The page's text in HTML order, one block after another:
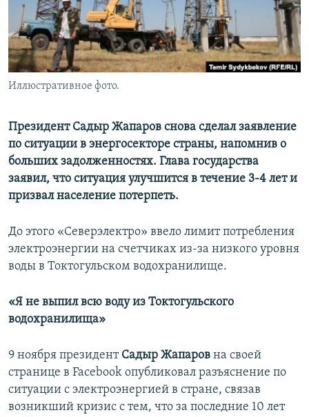
Иллюстративное фото.
Президент Садыр Жапаров снова сделал заявление
по ситуации в энергосекторе страны, напомнив о
больших задолженностях. Глава государства
заявил, что ситуация улучшится в течение 3-4 лет и
призвал население потерпеть.
До этого «Северэлектро» ввело лимит потребления
электроэнергии на счетчиках из-за низкого уровня
воды в Токтогульском водохранилище.
«Я не выпил всю воду из Токтогульского
водохранилища»
9 ноября президент Садыр Жапаров на своей
странице в Facebook опубликовал разъяснение по
ситуации с электроэнергией в стране, связав
возникший кризис с тем, что за последние 10 лет